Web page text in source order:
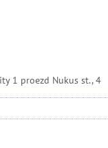
1 proezd Nukus st., 4